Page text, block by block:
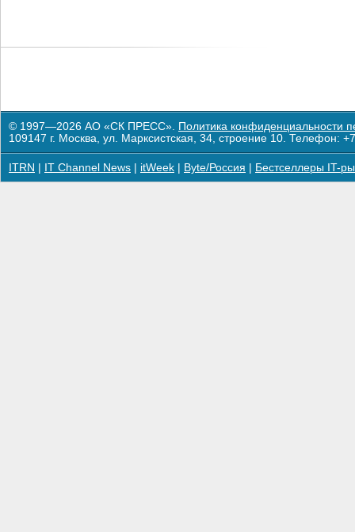
© 1997—2026 АО «СК ПРЕСС». Политика конфиденциальности
109147 г. Москва, ул. Марксистская, 34, строение 10. Телефон:
ITRN IT Channel News itWeek Byte/Россия Бестселлеры IT-